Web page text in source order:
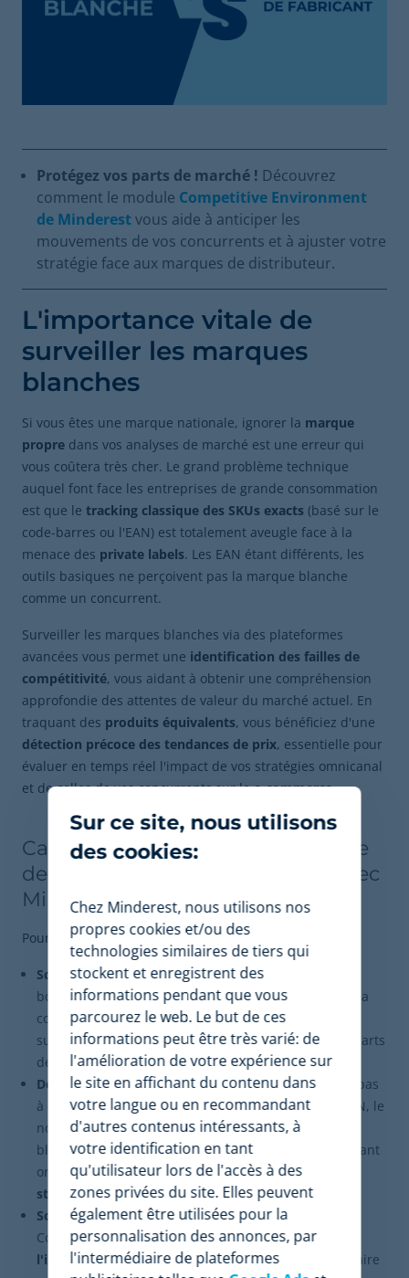
Protégez vos parts de marché ! Découvrez
comment le module Competitive Environment
de Minderestvous aide à anticiper les
mouvements de vos concurrents et à ajuster votre
stratégie face aux marques de distributeur.
L'importance vitale de
surveiller les marques
blanches
Si vous êtes une marque nationale, ignorer la marque
propre dans vos analyses de marché est une erreur qui
vous coûtera très cher. Le grand problème technique
auquel font face les entreprises de grande consommation
est que le tracking classique des SKUs exacts (basé sur le
code-barres ou l'EAN) est totalement aveugle face à la
menace des private labels. Les EAN étant différents, les
outils basiques ne perçoivent pas la marque blanche
comme un concurrent.
Surveiller les marques blanches via des plateformes
avancées vous permet une identification des failles de
compétitivité, vous aidant à obtenir une compréhension
approfondie des attentes de valeur du marché actuel. En
traquant des produits équivalents, vous bénéficiez d'une
détection précoce des tendances de prix, essentielle pour
évaluer en temps réel l'impact de vos stratégies omnicanal
et de celles de vos concurrents sur lee-commerce.
Cas d'usage pratique : surveillance
des équivalences dans le retail avec
Minderest
Pour illustrer ce défi, imaginez le scénario suivant :
Scénario :Un célèbre fabricant multinational de
boissons gazeuses et rafraîchissantes doit mesurer sa
compétitivité face auxstore brandsdes principaux
supermarchés européens afin de ne pas perdre de parts
de marché pendant la saison estivale.
Défi : Les outils de pricing basiques ne parviennent pas
à extraire des données utiles. La raison ? Le code EAN, le
nom et même le grammage du soda de la marque
blanche sont totalement différents de ceux du fabricant
original, créant d'énormes angles morts dans sa
stratégie de pricing pour les marques blanches
Solution :L'entreprise décide d'intégrer le module
Competitive Environment de Minderest. Grâce à
l'intelligence artificielle, ils configurent l'outil pour faire
Sur ce site, nous utilisons
des cookies:
Chez Minderest, nous utilisons nos
propres cookies et/ou des
technologies similaires de tiers qui
stockent et enregistrent des
informations pendant que vous
parcourez le web. Le but de ces
informations peut être très varié: de
l'amélioration de votre expérience sur
le site en affichant du contenu dans
votre langue ou en recommandant
d'autres contenus intéressants, à
votre identification en tant
qu'utilisateur lors de l'accès à des
zones privées du site. Elles peuvent
également être utilisées pour la
personnalisation des annonces, par
l'intermédiaire de plateformes